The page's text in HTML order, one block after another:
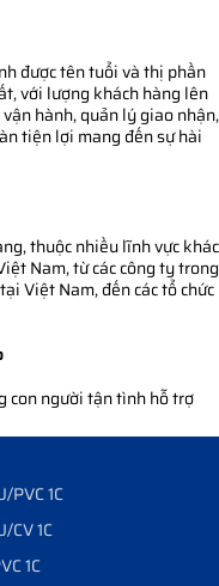
được tên tuổi và thị phần
với lượng khách hàng lên
hành, quản lý giao nhận,
tiện lợi mang đến sự hài
thuộc nhiều lĩnh vực khác
Nam, từ các công ty trong
Việt Nam, đến các tổ chức
con người tận tình hỗ trợ
PVC 1C
CV 1C
1C